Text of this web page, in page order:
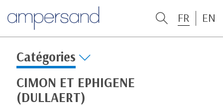
FR EN
Catégories
CIMON ET EPHIGENE
(DULLAERT)